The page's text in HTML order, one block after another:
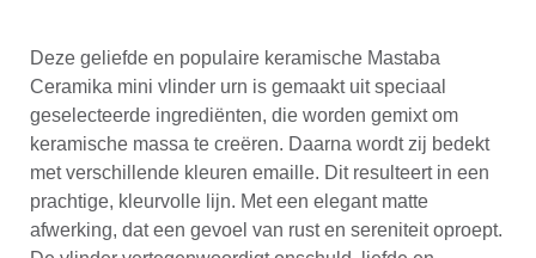
Deze geliefde en populaire keramische Mastaba
Ceramika mini vlinder urn is gemaakt uit speciaal
geselecteerde ingrediënten, die worden gemixt om
keramische massa te creëren. Daarna wordt zij bedekt
met verschillende kleuren emaille. Dit resulteert in een
prachtige, kleurvolle lijn. Met een elegant matte
afwerking, dat een gevoel van rust en sereniteit oproept.